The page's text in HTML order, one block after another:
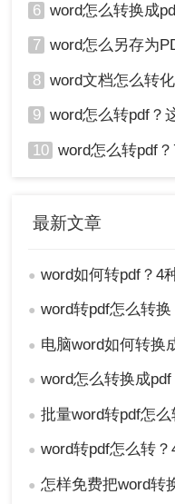
6 word怎么转换成
7 word怎么另存为
8 word文档怎么转化为pdf文档
9 word怎么转pdf？
10 word怎么转pdf
最新文章
● word如何转pdf？4
● word转pdf怎么转
● 电脑word如何转换成pdf文件
● word怎么转换成pdf？四种
● 批量word转pdf怎么
● word转pdf怎么转？
● 怎样免费把word转换